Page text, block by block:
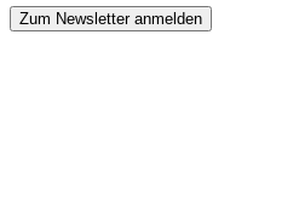
Zum Newsletter anmelden